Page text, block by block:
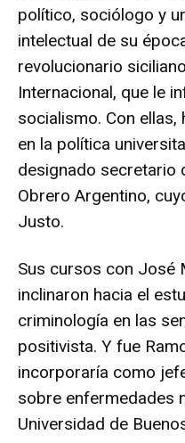
político, sociólogo y
intelectual de su
revolucionario
Internacional, que le
socialismo. Con
en la política
designado secretario
Obrero Argentino,
Justo.
Sus cursos con José
inclinaron hacia el
criminología en las
positivista. Y fue
incorporaría como
sobre enfermedades
Universidad de